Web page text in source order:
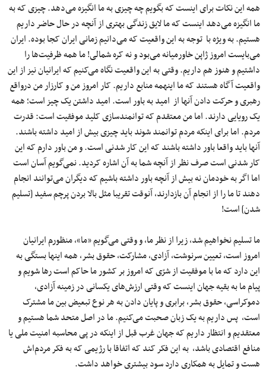
همه این نکات برای اینست که بگویم چه چیزی به ما انگیزه می‌دهد. چیزی که به
ما انگیزه می‌دهد اینست که ما لایق زندگی بهتری از آنچه در حال حاضر داریم
هستیم. به ویژه با توجه به این واقعیت که می‌دانیم زمانی ایران کجا بوده. ایران
می‌بایست امروز ژاپن خاورمیانه می‌بود و نه کره شمالی! ما همه ظرفیت‌ها را
داشتیم و هنوز هم داریم. وقتی به این واقعیت نگاه می‌کنیم که ایرانیان نیز از این
واقعیت آگاه هستند که ما اینهمه منابع داریم. کار امروز من و کارزار من درواقع
رهبری و حرکت دادن آنها از امید به باور است. امید داشتن یک چیز است؛ همه
یک رویایی دارند. اما من معتقدم که توانمندسازی کلید موفقیت است: قدرت
مردم. اما برای اینکه مردم توانمند شوند باید چیزی بیش از امید داشته باشند.
آنها باید واقعا باور داشته باشند که این کار شدنی است. و من باور دارم که این
کار شدنی است صرف نظر از آنچه شما به آن اشاره کردید. نمی‌گویم آسان است
اما اگر به خودمان نه بیش از آنچه باور داشته باشیم که دیگران می‌توانند انجام
دهند تا ما را از انجام آن بازدارند، آنوقت تقریبا مثل بالا بردن پرچم سفید [تسلیم
شدن] است!
ما تسلیم نخواهیم شد، زیرا از نظر ما، و وقتی می‌گویم «ما»، منظورم ایرانیان
امروز است، تعیین سرنوشت، آزادی، مشارکت، حقوق بشر، همه اینها بستگی به
این دارد که ما با موفقیت از شرّی که امروز بر کشور ما حاکم است رها شویم و
پیام ما به بقیه جهان اینست که وقتی ارزش‌های یکسانی در زمینه آزادی،
دموکراسی، حقوق بشر، برابری و پایان دادن به هر نوع تبعیض بین ما مشترک
است، پس داریم به یک زبان صحبت می‌کنیم. ما در اصل متحد شما هستیم و
معتقدیم و انتظار داریم که جهان غرب قبل از اینکه در پی محاسبه امنیت ملی یا
منافع اقتصادی باشد، به این فکر کند که اتفاقا با رژیمی که به فکر مردم‌اش
هست و تمایل به همکاری دارد سود بیشتری خواهد داشت.